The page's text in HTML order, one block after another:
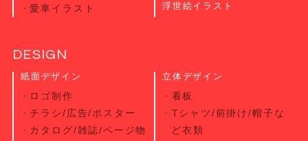
愛車イラスト
浮世絵イラスト
DESIGN
紙面デザイン
ロゴ制作
チラシ/広告/ポスター
カタログ/雑誌/ページ物
立体デザイン
看板
Tシャツ/前掛け/帽子な
ど衣類